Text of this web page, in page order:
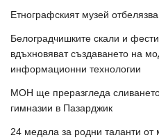
Етнографският музей
Белоградчишките скали и
вдъхновяват създаването на
информационни технологии
МОН ще преразгледа
гимназии в Пазарджик
24 медала за родни таланти